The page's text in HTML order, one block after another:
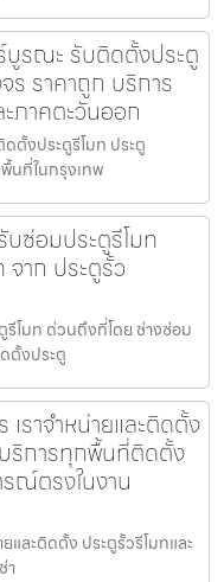
บูรณะ รับติดตั้งประตู
ร ราคาถูก บริการ
ภาคตะวันออก
ตั้งประตูรีโมท ประตู
นที่ในกรุงเทพ
ซ่อมประตูรีโมท
าก ประตูรั้ว
โมท ด่วนถึงที่โดย ช่างซ่อม
ตั้งประตู
ราจำหน่ายและติดตั้ง
ริการทุกพื้นที่ติดตั้ง
ณ์ตรงในงาน
และติดตั้ง ประตูรั้วรีโมทและ
า